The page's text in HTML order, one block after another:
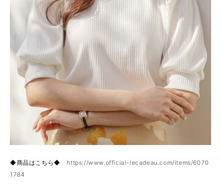
◆商品はこちら◆ https://www.official-lecadeau.com/items/6070
1784